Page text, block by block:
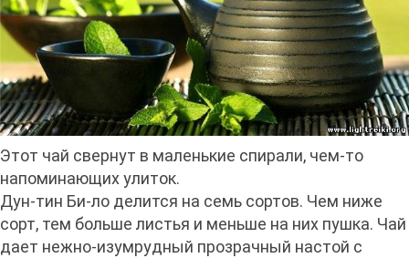
Этот чай свернут в маленькие спирали, чем-то
напоминающих улиток.
Дун-тин Би-ло делится на семь сортов. Чем ниже
сорт, тем больше листья и меньше на них пушка. Чай
дает нежно-изумрудный прозрачный настой с